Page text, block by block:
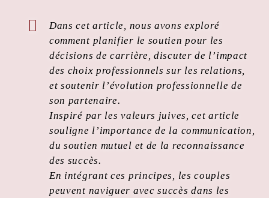
Dans cet article, nous avons exploré
comment planifier le soutien pour les
décisions de carrière, discuter de l’impact
des choix professionnels sur les relations,
et soutenir l’évolution professionnelle de
son partenaire.
Inspiré par les valeurs juives, cet article
souligne l’importance de la communication,
du soutien mutuel et de la reconnaissance
des succès.
En intégrant ces principes, les couples
peuvent naviguer avec succès dans les